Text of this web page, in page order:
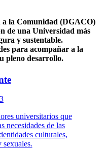
a la Comunidad (DGACO)
de una Universidad más
y sustentable.
para acompañar a la
pleno desarrollo.
universitarios que
necesidades de las
culturales,
sexuales.